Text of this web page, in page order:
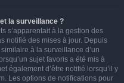
la surveillance ?
s’apparentait à la gestion des
notifié des mises à jour. Depuis
à la surveillance d’un
sujet favoris a été mis à
également d’être notifié lorsqu’il y
Les options de notifications pour